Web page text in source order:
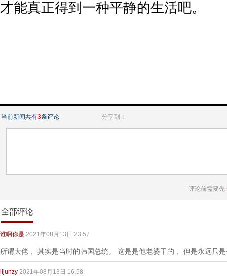
才能真正得到一种平静的生活吧。
当前新闻共有3条评论 分享到：
评论前需要先
全部评论
谁啊你是 2021年08月13日 23:57
所谓大佬， 其实是当时的韩国总统。 这是是他老婆干的， 但是永远只
lijunzy 2021年08月13日 16:58